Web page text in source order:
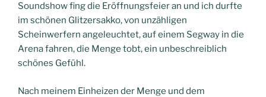
Soundshow fing die Eröffnungsfeier an und ich durfte
im schönen Glitzersakko, von unzähligen
Scheinwerfern angeleuchtet, auf einem Segway in die
Arena fahren, die Menge tobt, ein unbeschreiblich
schönes Gefühl.
Nach meinem Einheizen der Menge und dem